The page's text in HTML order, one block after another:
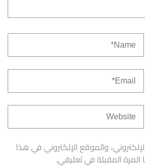
والموقع الإلكتروني في هذا
المقبلة في تعليقي.